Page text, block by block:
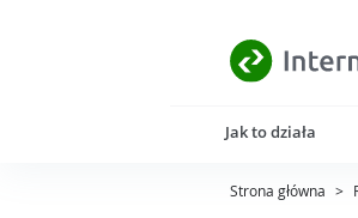
Jak to działa
Strona główna >